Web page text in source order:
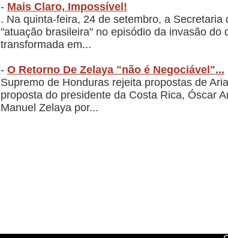
- Mais Claro, Impossível!
. Na quinta-feira, 24 de setembro, a
"atuação brasileira" no episódio da invasão
transformada em...
- O Retorno De Zelaya "não é Negociável"...
Supremo de Honduras rejeita propostas de
proposta do presidente da Costa Rica, Óscar
Manuel Zelaya por...